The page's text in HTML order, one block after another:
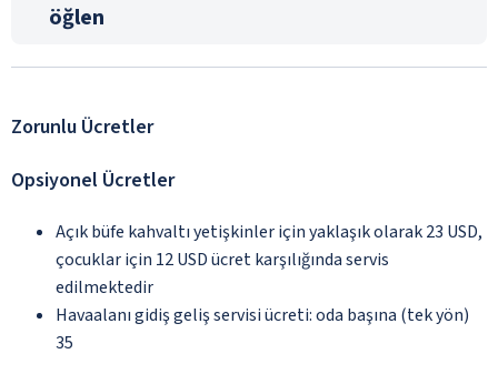
öğlen
Zorunlu Ücretler
Opsiyonel Ücretler
Açık büfe kahvaltı yetişkinler için yaklaşık olarak 23 USD,
çocuklar için 12 USD ücret karşılığında servis
edilmektedir
Havaalanı gidiş geliş servisi ücreti: oda başına (tek yön)
35